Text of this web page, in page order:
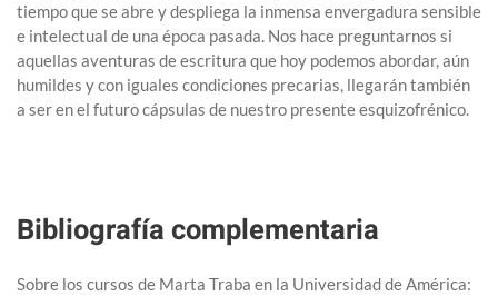
tiempo que se abre y despliega la inmensa envergadura sensible
e intelectual de una época pasada. Nos hace preguntarnos si
aquellas aventuras de escritura que hoy podemos abordar, aún
humildes y con iguales condiciones precarias, llegarán también
a ser en el futuro cápsulas de nuestro presente esquizofrénico.
Bibliografía complementaria
Sobre los cursos de Marta Traba en la Universidad de América: